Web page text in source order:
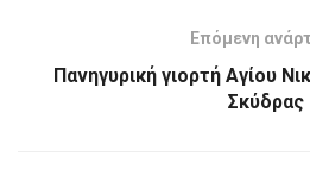
Επόμενη
Πανηγυρική γιορτή Αγίου
Σκύδρας